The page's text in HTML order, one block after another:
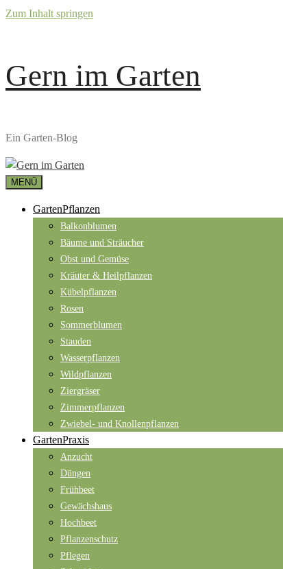
Zum Inhalt springen
Gern im Garten
Ein Garten-Blog
MENÜ
GartenPflanzen
Balkonblumen
Bäume und Sträucher
Obst und Gemüse
Kräuter & Heilpflanzen
Kübelpflanzen
Rosen
Sommerblumen
Stauden
Wasserpflanzen
Wildpflanzen
Ziergräser
Zimmerpflanzen
Zwiebel- und Knollenpflanzen
GartenPraxis
Anzucht
Düngen
Frühbeet
Gewächshaus
Hochbeet
Pflanzenschutz
Pflegen